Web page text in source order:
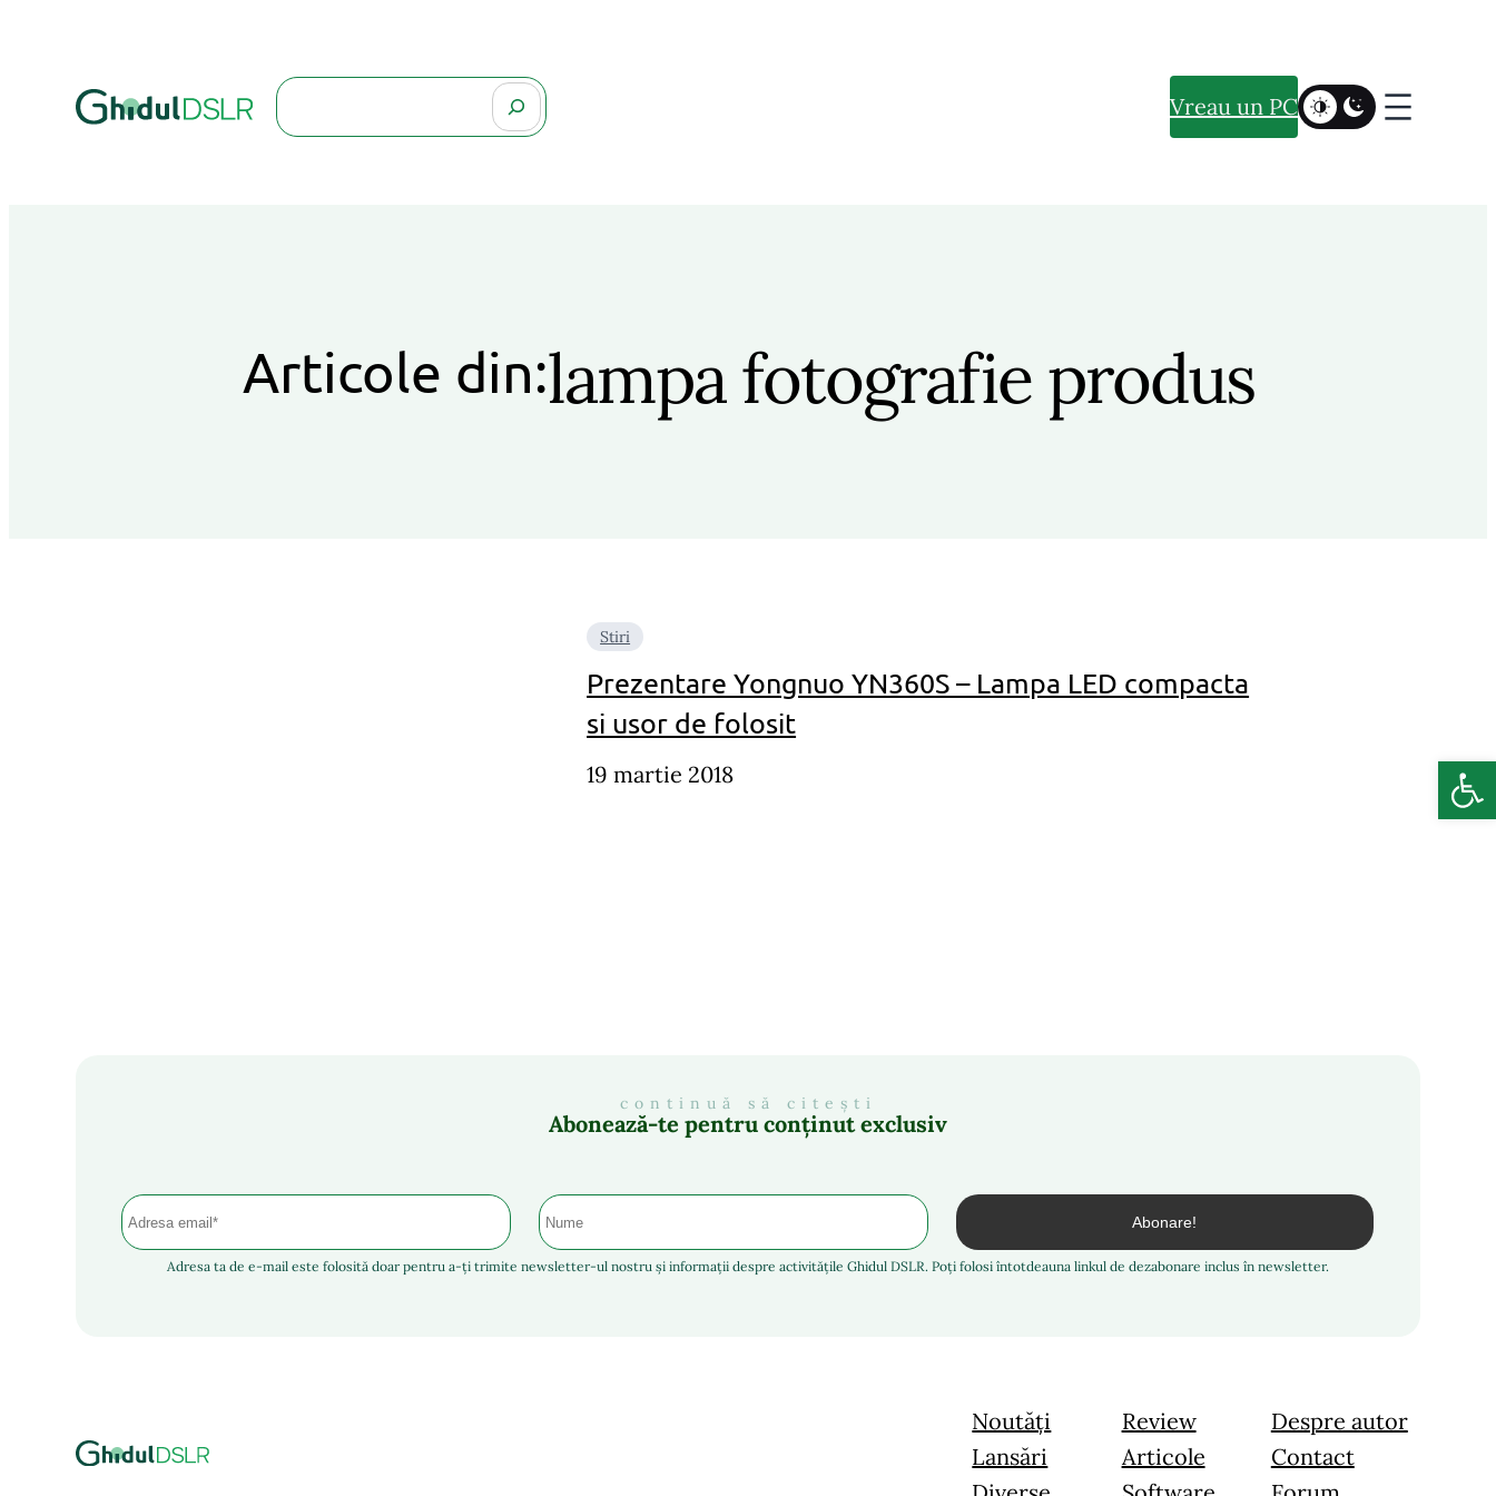
Search Vreau un PC
Articole din:lampa fotografie produs
Stiri
Prezentare Yongnuo YN360S – Lampa LED compacta
si usor de folosit
19 martie 2018
continuă să citești
Abonează-te pentru conținut exclusiv
Adresa ta de e-mail este folosită doar pentru a-ți trimite newsletter-ul nostru și informații despre activitățile Ghidul DSLR. Poți folosi întotdeauna linkul de dezabonare inclus în newsletter.
Noutăți
Lansări
Review
Articole
Despre autor
Contact